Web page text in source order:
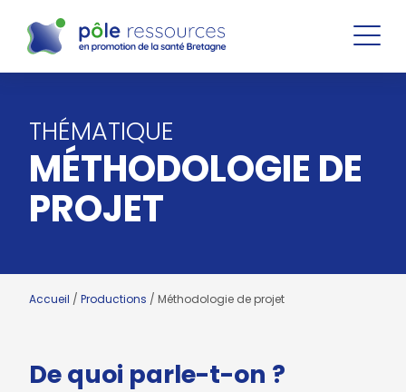
THÉMATIQUE
MÉTHODOLOGIE DE
PROJET
Accueil /Productions / Méthodologie de projet
De quoi parle-t-on ?